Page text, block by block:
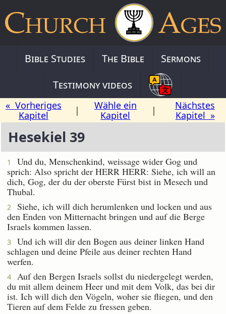
Bible Studies The Bible
Sermons
Testimony videos
« Vorheriges
Kapitel
|
Wähle ein
Kapitel
|
Nächstes
Kapitel »
Hesekiel 39
1
Und du, Menschenkind, weissage wider Gog und
sprich: Also spricht der HERR HERR: Siehe, ich will an
dich, Gog, der du der oberste Fürst bist in Mesech und
Thubal.
2
Siehe, ich will dich herumlenken und locken und aus
den Enden von Mitternacht bringen und auf die Berge
Israels kommen lassen.
3
Und ich will dir den Bogen aus deiner linken Hand
schlagen und deine Pfeile aus deiner rechten Hand
werfen.
4
Auf den Bergen Israels sollst du niedergelegt werden,
du mit allem deinem Heer und mit dem Volk, das bei dir
ist. Ich will dich den Vögeln, woher sie fliegen, und den
Tieren auf dem Felde zu fressen geben.